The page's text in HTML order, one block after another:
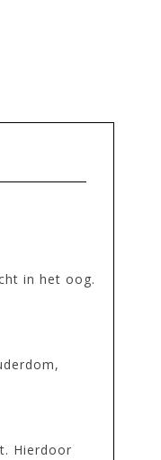
in het oog.
Hierdoor